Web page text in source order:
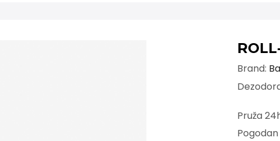
Brand:
Pruža